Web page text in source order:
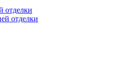
отделки
отделки